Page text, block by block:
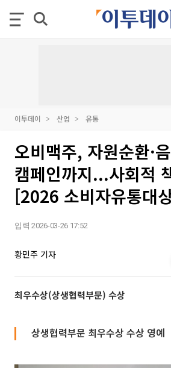
이투데이 산업 유통
오비맥주, 자원순환·
캠페인까지...사회적
[2026 소비자유통대
입력 2026-03-26 17:52
황민주 기자
최우수상(상생협력부문) 수상
상생협력부문 최우수상 수상 영예